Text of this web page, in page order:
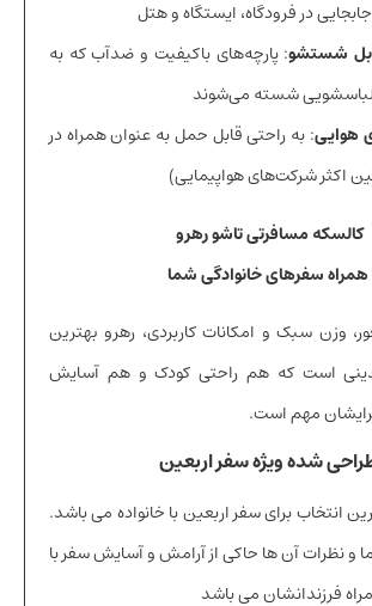
در فرودگاه، ایستگاه و هتل
شستشو: پارچه‌های باکیفیت و ضدآب که به
شسته می‌شوند
هوایی: به راحتی قابل حمل به عنوان همراه در
اکثر شرکت‌های هواپیمایی)
کالسکه مسافرتی تاشو رهرو
همراه سفرهای خانوادگی شما
وزن سبک و امکانات کاربردی، رهرو بهترین
است که هم راحتی کودک و هم آسایش
مهم است.
شده ویژه سفر اربعین
انتخاب برای سفر اربعین با خانواده می باشد.
و نظرات آن ها حاکی از آرامش و آسایش سفر با
فرزندانشان می باشد